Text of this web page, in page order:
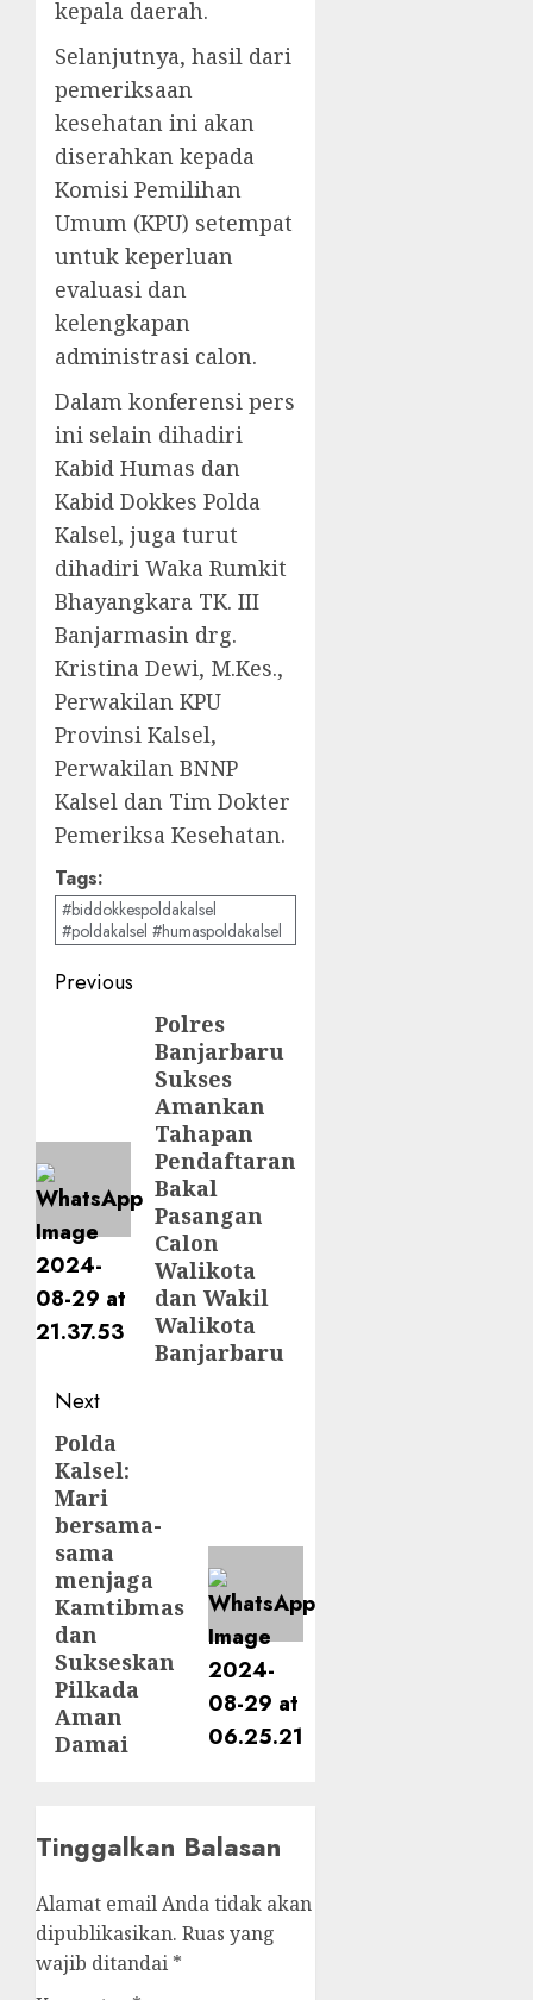
kepala daerah.
Selanjutnya, hasil dari
pemeriksaan
kesehatan ini akan
diserahkan kepada
Komisi Pemilihan
Umum (KPU) setempat
untuk keperluan
evaluasi dan
kelengkapan
administrasi calon.
Dalam konferensi pers
ini selain dihadiri
Kabid Humas dan
Kabid Dokkes Polda
Kalsel, juga turut
dihadiri Waka Rumkit
Bhayangkara TK. III
Banjarmasin drg.
Kristina Dewi, M.Kes.,
Perwakilan KPU
Provinsi Kalsel,
Perwakilan BNNP
Kalsel dan Tim Dokter
Pemeriksa Kesehatan.
Tags:
#biddokkespoldakalsel
#poldakalsel #humaspoldakalsel
Previous
Polres
Banjarbaru
Sukses
Amankan
Tahapan
Pendaftaran
Bakal
Pasangan
Calon
Walikota
dan Wakil
Walikota
Banjarbaru
Next
Polda
Kalsel:
Mari
bersama-
sama
menjaga
Kamtibmas
dan
Sukseskan
Pilkada
Aman
Damai
Tinggalkan Balasan
Alamat email Anda tidak akan
dipublikasikan. Ruas yang
wajib ditandai *